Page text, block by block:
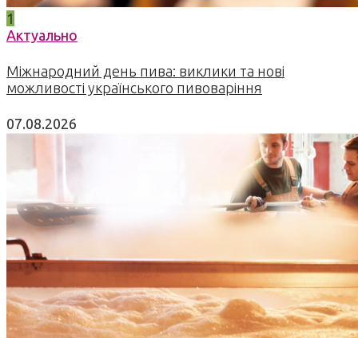
1
Актуально
Міжнародний день пива: виклики та нові
можливості українського пивоваріння
07.08.2026